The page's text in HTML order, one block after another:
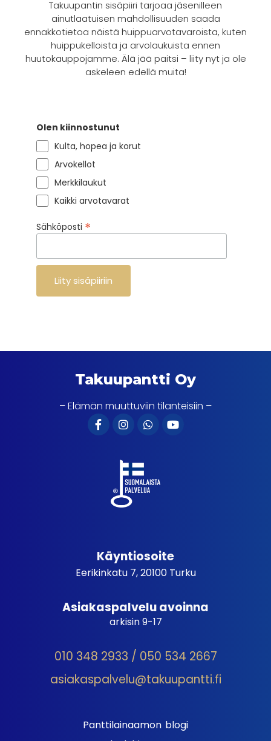
Takuupantin sisäpiiri tarjoaa jäsenilleen
ainutlaatuisen mahdollisuuden saada
ennakkotietoa näistä huippuarvotavaroista, kuten
huippukelloista ja arvolaukuista ennen
huutokauppojamme. Älä jää paitsi – liity nyt ja ole
askeleen edellä muita!
Olen kiinnostunut
Kulta, hopea ja korut
Arvokellot
Merkkilaukut
Kaikki arvotavarat
Sähköposti *
Takuupantti Oy
– Elämän muuttuviin tilanteisiin –
Käyntiosoite
Eerikinkatu 7, 20100 Turku
Asiakaspalvelu avoinna
arkisin 9-17
010 348 2933 / 050 534 2667
asiakaspalvelu@takuupantti.fi
Panttilainaamon blogi